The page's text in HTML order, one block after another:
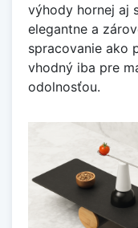
výhody hornej aj
elegantne a
spracovanie ako
vhodný iba pre
odolnosťou.